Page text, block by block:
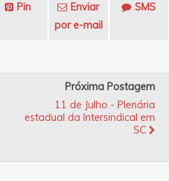
Pin
Enviar
por e-mail
SMS
Próxima Postagem
11 de Julho - Plenária
estadual da Intersindical em
SC